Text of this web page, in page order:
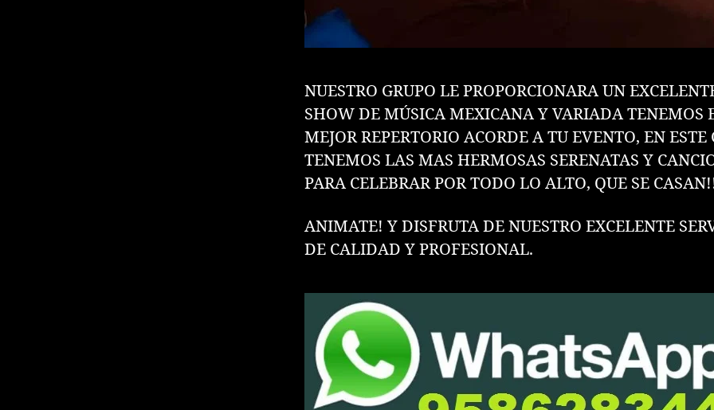
NUESTRO GRUPO LE PROPORCIONARA UN
SHOW DE MÚSICA MEXICANA Y VARIADA TENEMOS
MEJOR REPERTORIO ACORDE A TU EVENTO, EN ESTE
TENEMOS LAS MAS HERMOSAS SERENATAS Y
PARA CELEBRAR POR TODO LO ALTO, QUE SE
ANIMATE! Y DISFRUTA DE NUESTRO EXCELENTE
DE CALIDAD Y PROFESIONAL.